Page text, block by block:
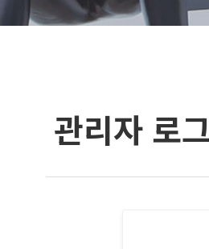
관리자 로